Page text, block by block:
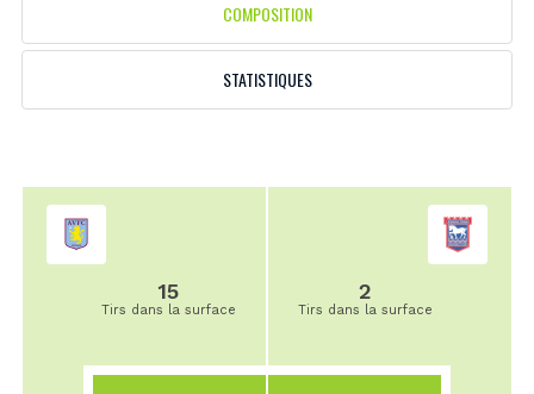
COMPOSITION
STATISTIQUES
15
Tirs dans la surface
2
Tirs dans la surface